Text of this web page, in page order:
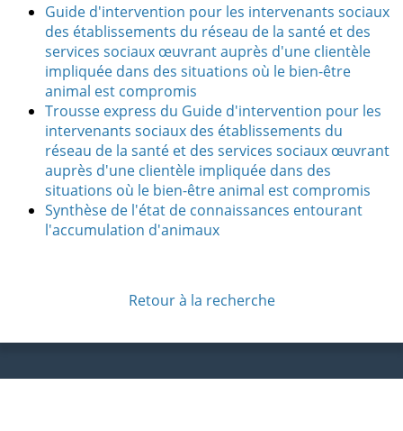
Guide d'intervention pour les intervenants sociaux
des établissements du réseau de la santé et des
services sociaux œuvrant auprès d'une clientèle
impliquée dans des situations où le bien-être
animal est compromis
Trousse express du Guide d'intervention pour les
intervenants sociaux des établissements du
réseau de la santé et des services sociaux œuvrant
auprès d'une clientèle impliquée dans des
situations où le bien-être animal est compromis
Synthèse de l'état de connaissances entourant
l'accumulation d'animaux
Retour à la recherche